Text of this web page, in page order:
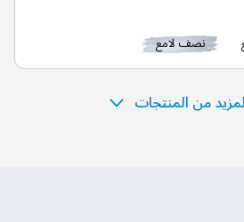
نصف لامع
من المنتجات